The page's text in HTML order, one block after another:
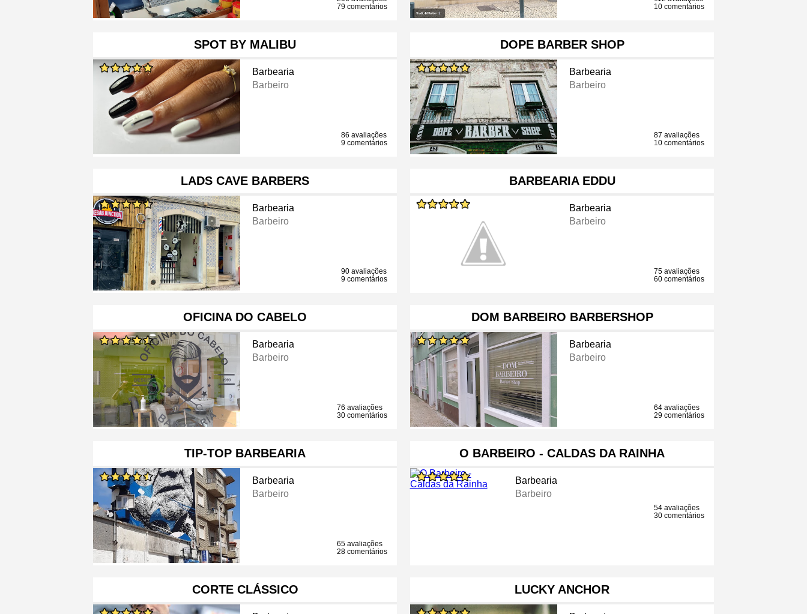
79 comentários
10 comentários
SPOT BY MALIBU
Barbearia
Barbeiro
86 avaliações
9 comentários
DOPE BARBER SHOP
Barbearia
Barbeiro
87 avaliações
10 comentários
LADS CAVE BARBERS
Barbearia
Barbeiro
90 avaliações
9 comentários
BARBEARIA EDDU
Barbearia
Barbeiro
75 avaliações
60 comentários
OFICINA DO CABELO
Barbearia
Barbeiro
76 avaliações
30 comentários
DOM BARBEIRO BARBERSHOP
Barbearia
Barbeiro
64 avaliações
29 comentários
TIP-TOP BARBEARIA
Barbearia
Barbeiro
65 avaliações
28 comentários
O BARBEIRO - CALDAS DA RAINHA
Barbearia
Barbeiro
54 avaliações
30 comentários
CORTE CLÁSSICO LUCKY ANCHOR